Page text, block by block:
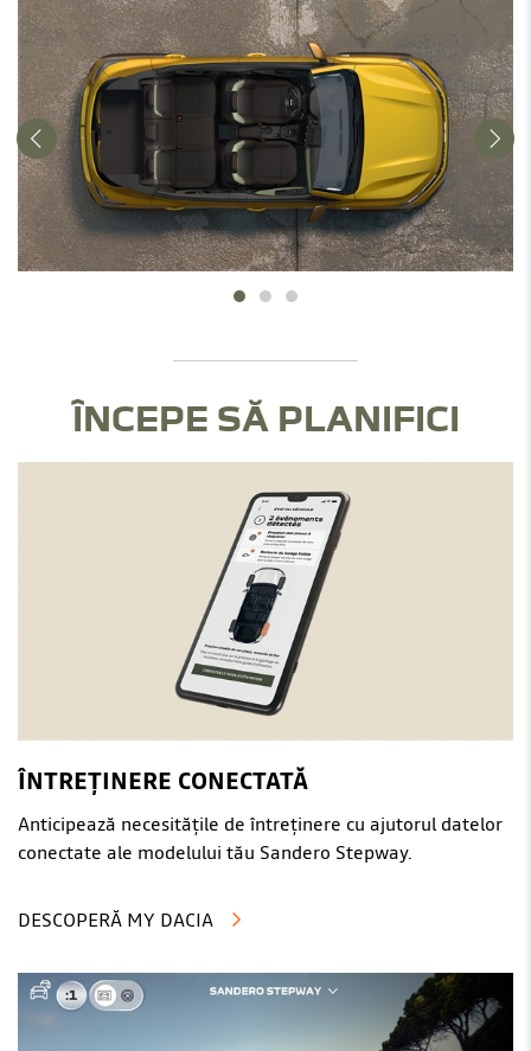
ÎNCEPE SĂ PLANIFICI
ÎNTREȚINERE CONECTATĂ
Anticipează necesitățile de întreținere cu ajutorul datelor
conectate ale modelului tău Sandero Stepway.
DESCOPERĂ MY DACIA